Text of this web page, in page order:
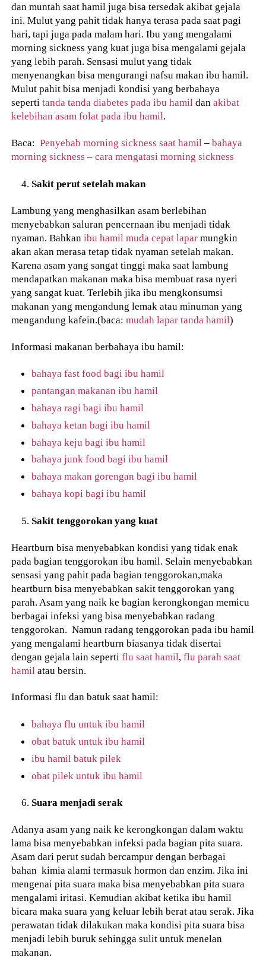
dan muntah saat hamil juga bisa tersedak akibat gejala
ini. Mulut yang pahit tidak hanya terasa pada saat pagi
hari, tapi juga pada malam hari. Ibu yang mengalami
morning sickness yang kuat juga bisa mengalami gejala
yang lebih parah. Sensasi mulut yang tidak
menyenangkan bisa mengurangi nafsu makan ibu hamil.
Mulut pahit bisa menjadi kondisi yang berbahaya
sepertitanda tanda diabetes pada ibu hamil danakibat
kelebihan asam folat pada ibu hamil.
Baca:Penyebab morning sickness saat hamil –bahaya
morning sickness –cara mengatasi morning sickness
Sakit perut setelah makan
Lambung yang menghasilkan asam berlebihan
menyebabkan saluran pencernaan ibu menjadi tidak
nyaman. Bahkanibu hamil muda cepat lapar mungkin
akan akan merasa tetap tidak nyaman setelah makan.
Karena asam yang sangat tinggi maka saat lambung
mendapatkan makanan maka bisa membuat rasa nyeri
yang sangat kuat. Terlebih jika ibu mengkonsumsi
makanan yang mengandung lemak atau minuman yang
mengandung kafein.(baca:mudah lapar tanda hamil)
Informasi makanan berbahaya ibu hamil:
bahaya fast food bagi ibu hamil
pantangan makanan ibu hamil
bahaya ragi bagi ibu hamil
bahaya ketan bagi ibu hamil
bahaya keju bagi ibu hamil
bahaya junk food bagi ibu hamil
bahaya makan gorengan bagi ibu hamil
bahaya kopi bagi ibu hamil
Sakit tenggorokan yang kuat
Heartburn bisa menyebabkan kondisi yang tidak enak
pada bagian tenggorokan ibu hamil. Selain menyebabkan
sensasi yang pahit pada bagian tenggorokan,maka
heartburn bisa menyebabkan sakit tenggorokan yang
parah. Asam yang naik ke bagian kerongkongan memicu
berbagai infeksi yang bisa menyebabkan radang
tenggorokan. Namun radang tenggorokan pada ibu hamil
yang mengalami heartburn biasanya tidak disertai
dengan gejala lain sepertiflu saat hamil,flu parah saat
hamil atau bersin.
Informasi flu dan batuk saat hamil:
bahaya flu untuk ibu hamil
obat batuk untuk ibu hamil
ibu hamil batuk pilek
obat pilek untuk ibu hamil
Suara menjadi serak
Adanya asam yang naik ke kerongkongan dalam waktu
lama bisa menyebabkan infeksi pada bagian pita suara.
Asam dari perut sudah bercampur dengan berbagai
bahan kimia alami termasuk hormon dan enzim. Jika ini
mengenai pita suara maka bisa menyebabkan pita suara
mengalami iritasi. Kemudian akibat ketika ibu hamil
bicara maka suara yang keluar lebih berat atau serak. Jika
perawatan tidak dilakukan maka kondisi pita suara bisa
menjadi lebih buruk sehingga sulit untuk menelan
makanan.